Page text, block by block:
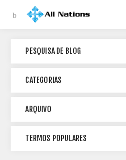
PESQUISA DE BLOG
CATEGORIAS
ARQUIVO
TERMOS POPULARES